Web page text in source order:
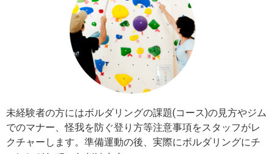
未経験者の方にはボルダリングの課題(コース)の見方やジム
でのマナー、怪我を防ぐ登り方等注意事項をスタッフがレ
クチャーします。準備運動の後、実際にボルダリングにチ